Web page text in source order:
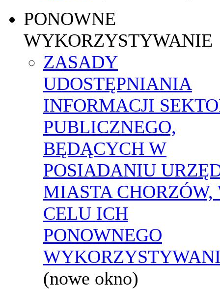
PONOWNE
WYKORZYSTYWANIE
ZASADY
UDOSTĘPNIANIA
INFORMACJI
PUBLICZNEGO,
BĘDĄCYCH W
POSIADANIU
MIASTA CHORZÓW,
CELU ICH
PONOWNEGO
(nowe okno)